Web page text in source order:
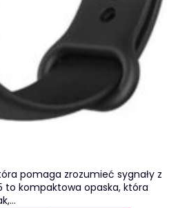
pomaga zrozumieć sygnały z
to kompaktowa opaska, która